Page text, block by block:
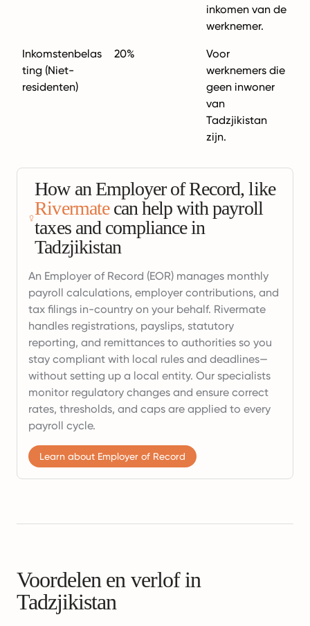
inkomen van de
werknemer.
Inkomstenbelas
ting (Niet-
residenten)
20%
Voor
werknemers die
geen inwoner
van
Tadzjikistan
zijn.
How an Employer of Record, like
Rivermatecan help with payroll
taxes and compliance in
Tadzjikistan
An Employer of Record (EOR) manages monthly
payroll calculations, employer contributions, and
tax filings in-country on your behalf. Rivermate
handles registrations, payslips, statutory
reporting, and remittances to authorities so you
stay compliant with local rules and deadlines—
without setting up a local entity. Our specialists
monitor regulatory changes and ensure correct
rates, thresholds, and caps are applied to every
payroll cycle.
Learn about Employer of Record
Voordelen en verlof in
Tadzjikistan